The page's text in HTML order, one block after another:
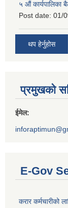
५ औं कार्यपालिका
Post date: 01/
थप हेर्नुहोस
प्रमुखको
ईमेल:
E-Gov
करार कर्मचारीको